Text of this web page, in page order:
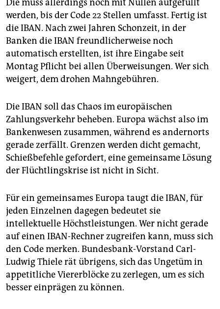
abo
genossenschaft
epaper login
Die muss allerdings noch mit Nullen aufgefüllt
werden, bis der Code 22 Stellen umfasst. Fertig ist
die IBAN. Nach zwei Jahren Schonzeit, in der
Banken die IBAN freundlicherweise noch
automatisch erstellten, ist ihre Eingabe seit
Montag Pflicht bei allen Überweisungen. Wer sich
weigert, dem drohen Mahngebühren.
Die IBAN soll das Chaos im europäischen
Zahlungsverkehr beheben. Europa wächst also im
Bankenwesen zusammen, während es andernorts
gerade zerfällt. Grenzen werden dicht gemacht,
Schießbefehle gefordert, eine gemeinsame Lösung
der Flüchtlingskrise ist nicht in Sicht.
Für ein gemeinsames Europa taugt die IBAN, für
jeden Einzelnen dagegen bedeutet sie
intellektuelle Höchstleistungen. Wer nicht gerade
auf einen IBAN-Rechner zugreifen kann, muss sich
den Code merken. Bundesbank-Vorstand Carl-
Ludwig Thiele rät übrigens, sich das Ungetüm in
appetitliche Viererblöcke zu zerlegen, um es sich
besser einprägen zu können.